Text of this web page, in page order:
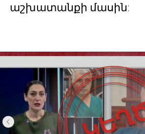
աշխատանքի մասին: